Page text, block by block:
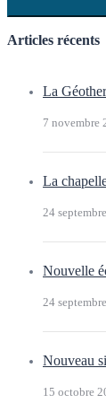
Articles récents
La
7 novembre
La
24
Nouvelle
24
Nouveau
15 octobre